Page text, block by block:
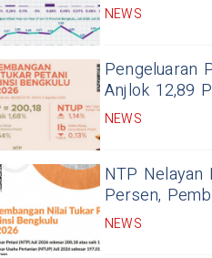
NEWS
Pengeluaran
Anjlok 12,89
NEWS
NTP Nelayan
Persen,
NEWS